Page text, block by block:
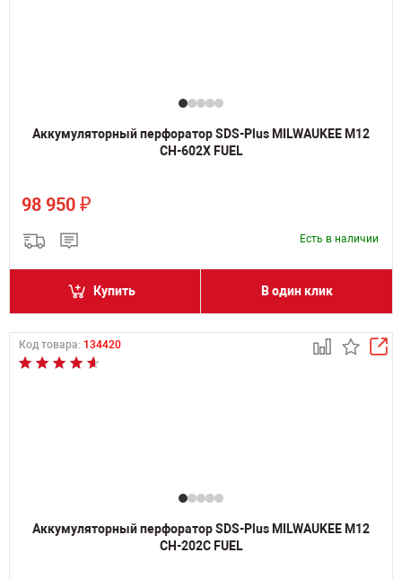
Аккумуляторный перфоратор SDS-Plus MILWAUKEE M12
CH-602X FUEL
98 950 ₽
Есть в наличии
Купить В один клик
Код товара: 134420
Аккумуляторный перфоратор SDS-Plus MILWAUKEE M12
CH-202C FUEL